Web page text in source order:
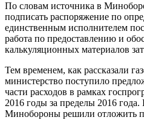
По словам источника в
подписать распоряжение по
единственным исполнителем
работа по предоставлению и
калькуляционных материалов
Тем временем, как рассказали
министерство поступило
части расходов в рамках
2016 годы за пределы 2016 года.
Минобороны решили отложить